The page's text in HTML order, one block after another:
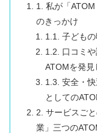
1. 私が「
のきっかけ
1.1. 子ども
1.2. 口コミ
ATOMを発見
1.3. 安全・
としての
2. サービスご
業」三つの